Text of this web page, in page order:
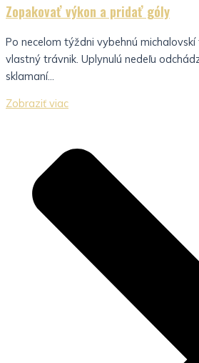
Zopakovať výkon a pridať góly
Po necelom týždni vybehnú
vlastný trávnik. Uplynulú nedeľu
sklamaní...
Zobraziť viac